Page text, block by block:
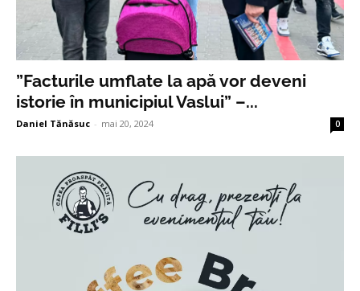
”Facturile umflate la apă vor deveni
istorie în municipiul Vaslui” –...
Daniel Tănăsuc - mai 20, 2024 0